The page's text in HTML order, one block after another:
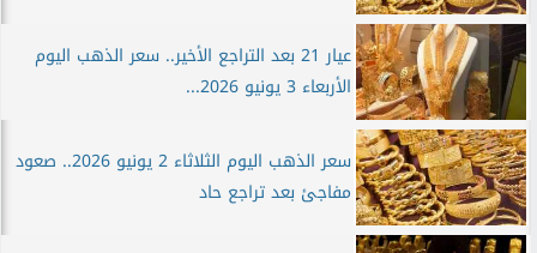
عيار 21 بعد التراجع الأخير.. سعر الذهب اليوم
الأربعاء 3 يونيو 2026...
سعر الذهب اليوم الثلاثاء 2 يونيو 2026.. صعود
مفاجئ بعد تراجع حاد